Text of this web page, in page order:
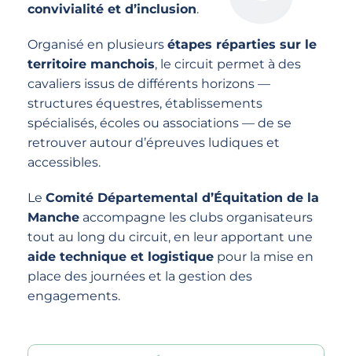
convivialité et d’inclusion.
Organisé en plusieurs étapes réparties sur le
territoire manchois, le circuit permet à des
cavaliers issus de différents horizons —
structures équestres, établissements
spécialisés, écoles ou associations — de se
retrouver autour d’épreuves ludiques et
accessibles.
Le Comité Départemental d’Équitation de la
Manche accompagne les clubs organisateurs
tout au long du circuit, en leur apportant une
aide technique et logistique pour la mise en
place des journées et la gestion des
engagements.